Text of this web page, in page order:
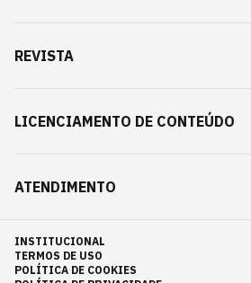
REVISTA
LICENCIAMENTO DE CONTEÚDO
ATENDIMENTO
INSTITUCIONAL
TERMOS DE USO
POLÍTICA DE COOKIES